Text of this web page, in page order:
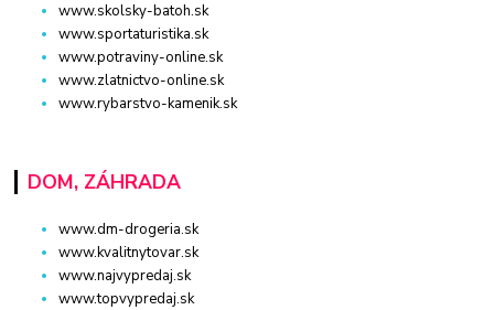
www.skolsky-batoh.sk
www.sportaturistika.sk
www.potraviny-online.sk
www.zlatnictvo-online.sk
www.rybarstvo-kamenik.sk
DOM, ZÁHRADA
www.dm-drogeria.sk
www.kvalitnytovar.sk
www.najvypredaj.sk
www.topvypredaj.sk